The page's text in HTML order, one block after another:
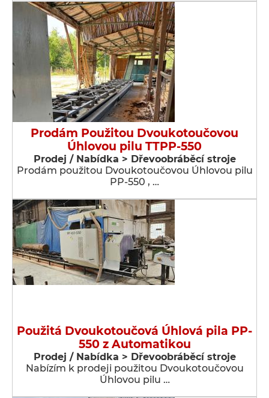
Prodám Použitou Dvoukotoučovou
Úhlovou pilu TTPP-550
Prodej / Nabídka > Dřevoobráběcí stroje
Prodám použitou Dvoukotoučovou Úhlovou pilu
PP-550 , …
Použitá Dvoukotoučová Úhlová pila PP-
550 z Automatikou
Prodej / Nabídka > Dřevoobráběcí stroje
Nabízím k prodeji použitou Dvoukotoučovou
Úhlovou pilu …